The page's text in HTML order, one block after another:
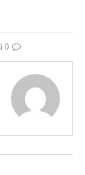
0 تعليقات